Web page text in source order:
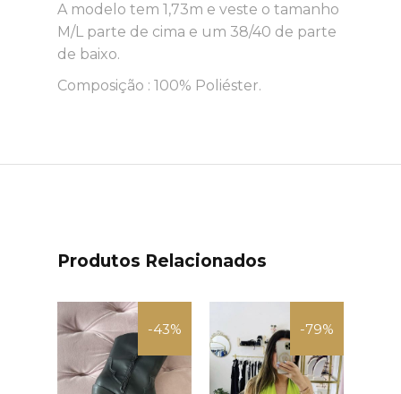
A modelo tem 1,73m e veste o tamanho
M/L parte de cima e um 38/40 de parte
de baixo.
Composição : 100% Poliéster.
Produtos Relacionados
-43% -79%